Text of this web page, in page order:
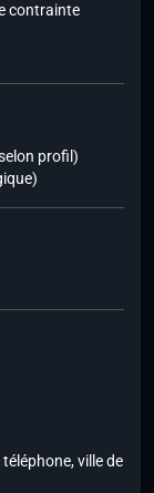
contrainte
profil)
ville de